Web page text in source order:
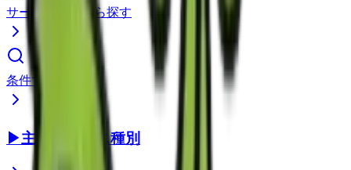
サービス種別から探す
条件で検索
▶主要サービス種別